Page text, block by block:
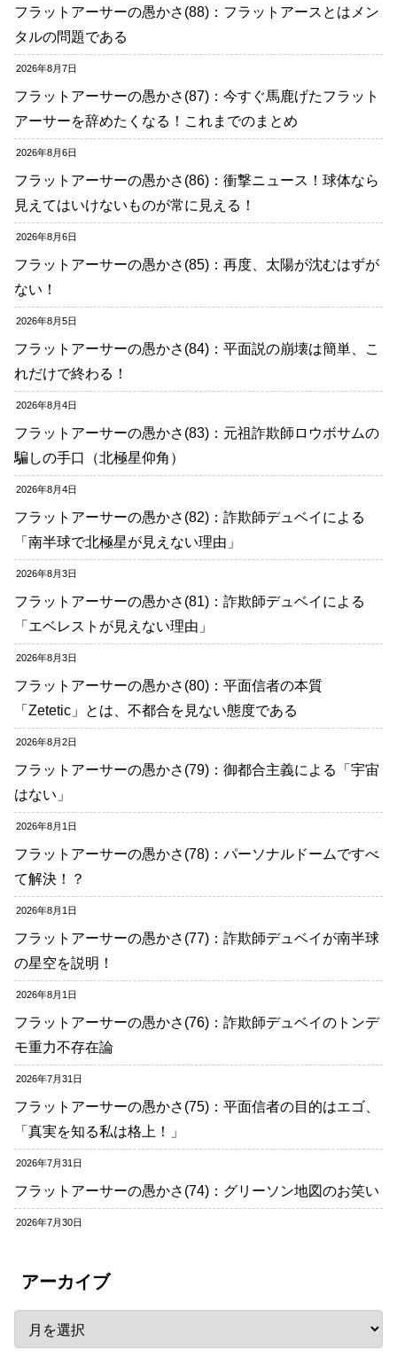
フラットアーサーの愚かさ(88)：フラットアースとはメン
タルの問題である
2026年8月7日
フラットアーサーの愚かさ(87)：今すぐ馬鹿げたフラット
アーサーを辞めたくなる！これまでのまとめ
2026年8月6日
フラットアーサーの愚かさ(86)：衝撃ニュース！球体なら
見えてはいけないものが常に見える！
2026年8月6日
フラットアーサーの愚かさ(85)：再度、太陽が沈むはずが
ない！
2026年8月5日
フラットアーサーの愚かさ(84)：平面説の崩壊は簡単、こ
れだけで終わる！
2026年8月4日
フラットアーサーの愚かさ(83)：元祖詐欺師ロウボサムの
騙しの手口（北極星仰角）
2026年8月4日
フラットアーサーの愚かさ(82)：詐欺師デュベイによる
「南半球で北極星が見えない理由」
2026年8月3日
フラットアーサーの愚かさ(81)：詐欺師デュベイによる
「エベレストが見えない理由」
2026年8月3日
フラットアーサーの愚かさ(80)：平面信者の本質
「Zetetic」とは、不都合を見ない態度である
2026年8月2日
フラットアーサーの愚かさ(79)：御都合主義による「宇宙
はない」
2026年8月1日
フラットアーサーの愚かさ(78)：パーソナルドームですべ
て解決！？
2026年8月1日
フラットアーサーの愚かさ(77)：詐欺師デュベイが南半球
の星空を説明！
2026年8月1日
フラットアーサーの愚かさ(76)：詐欺師デュベイのトンデ
モ重力不存在論
2026年7月31日
フラットアーサーの愚かさ(75)：平面信者の目的はエゴ、
「真実を知る私は格上！」
2026年7月31日
フラットアーサーの愚かさ(74)：グリーソン地図のお笑い
2026年7月30日
アーカイブ